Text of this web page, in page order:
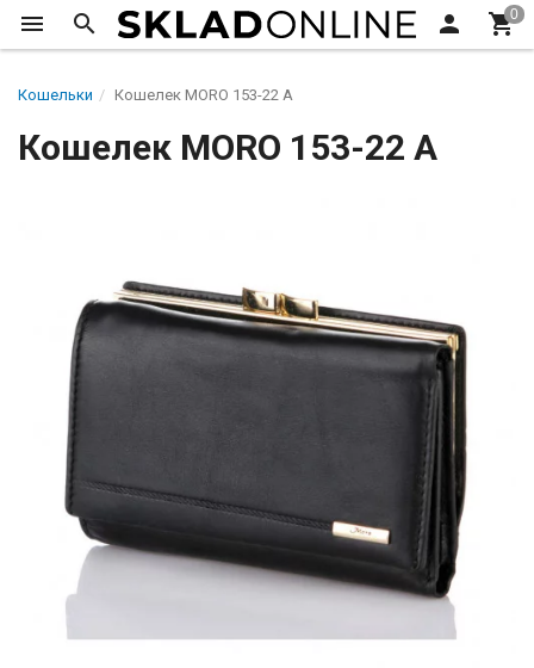
Кошельки Кошелек MORO 153-22 A
Кошелек MORO 153-22 A